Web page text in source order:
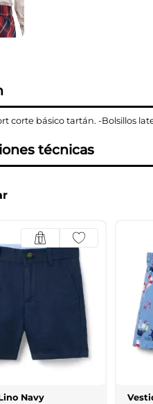
corte básico tartán. -Bolsillos
técnicas
Navy